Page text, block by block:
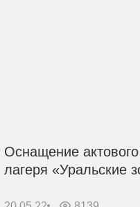
Оснащение актового
лагеря «Уральские